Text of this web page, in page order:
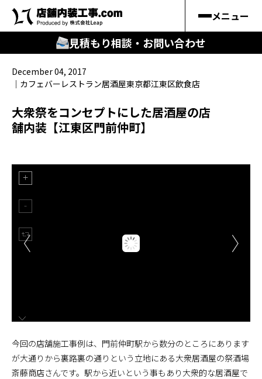
メニュー
見積もり相談・お問い合わせ
🔍︎探す
キーワードから
施工事例
店舗内装工事.comの強み
採用情報 会社概要
December 04, 2017
カフェバー レストラン居酒屋東京都江東区飲食店
大衆祭をコンセプトにした居酒屋の店
舗内装【江東区門前仲町】
今回の店舗施工事例は、門前仲町駅から数分のところにあります
が大通りから裏路裏の通りという立地にある大衆居酒屋の祭酒場
斎藤商店さんです。駅から近いという事もあり大衆的な居酒屋で